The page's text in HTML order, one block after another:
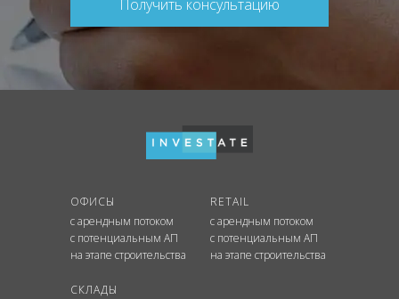
Получить консультацию
ОФИСЫ
с арендным потоком
с потенциальным АП
на этапе строительства
RETAIL
с арендным потоком
с потенциальным АП
на этапе строительства
СКЛАДЫ